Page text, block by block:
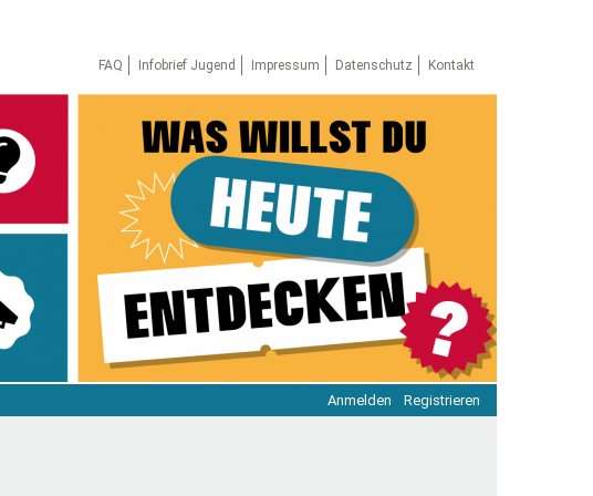
FAQ
Infobrief Jugend Impressum Datenschutz Kontakt
Anmelden Registrieren